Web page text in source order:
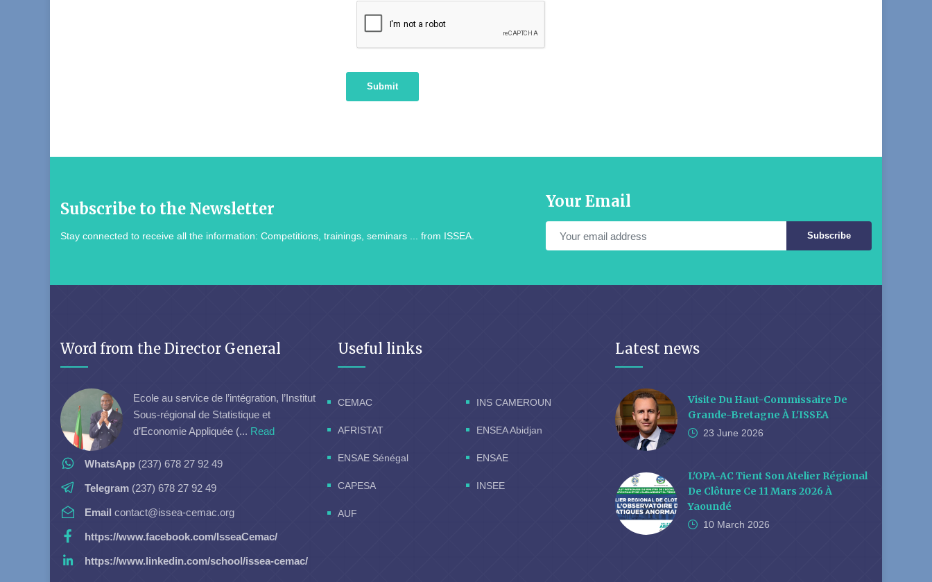
Submit
Subscribe to the Newsletter
Stay connected to receive all the information: Competitions, trainings, seminars ... from ISSEA.
Your Email
Subscribe
Word from the Director General
Ecole au service de l’intégration, l’Institut
Sous-régional de Statistique et
d’Economie Appliquée (... Read
WhatsApp (237) 678 27 92 49
Telegram (237) 678 27 92 49
Email contact@issea-cemac.org
https://www.facebook.com/IsseaCemac/
https://www.linkedin.com/school/issea-cemac/
Useful links
CEMAC INS CAMEROUN
AFRISTAT ENSEA Abidjan
ENSAE Sénégal ENSAE
CAPESA INSEE
AUF
Latest news
Visite Du Haut-Commissaire De
Grande-Bretagne À L'ISSEA
23 June 2026
L'OPA-AC Tient Son Atelier Régional
De Clôture Ce 11 Mars 2026 À
Yaoundé
10 March 2026